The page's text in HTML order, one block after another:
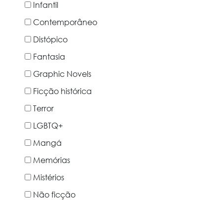
Infantil
Contemporâneo
Distópico
Fantasia
Graphic Novels
Ficção histórica
Terror
LGBTQ+
Mangá
Memórias
Mistérios
Não ficção